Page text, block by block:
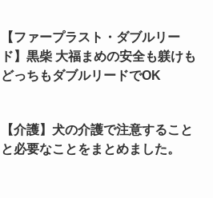
【ファープラスト・ダブルリー
ド】黒柴 大福まめの安全も躾けも
どっちもダブルリードでOK
【介護】犬の介護で注意すること
と必要なことをまとめました。